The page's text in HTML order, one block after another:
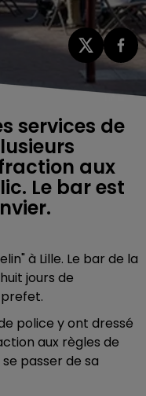
services de
aux
Le bar est
à Lille. Le bar de la
jours de
police y ont dressé
aux règles de
passer de sa